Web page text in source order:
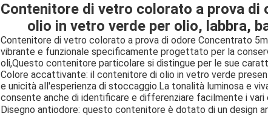
Contenitore di vetro colorato a prova
olio in vetro verde per olio, labbra,
Contenitore di vetro colorato a prova di odore Concentrato
vibrante e funzionale specificamente progettato per la
oli,Questo contenitore particolare si distingue per le sue
Colore accattivante: il contenitore di olio in vetro verde
e unicità all'esperienza di stoccaggio.La tonalità luminosa e
consente anche di identificare e differenziare facilmente i vari
Disegno antiodore: questo contenitore è dotato di un design